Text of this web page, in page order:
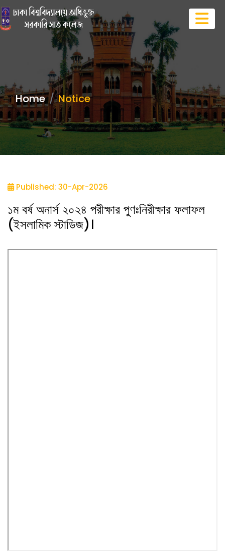
Home Notice
Published: 30-Apr-2026
১ম বর্ষ অনার্স ২০২৪ পরীক্ষার পুণঃনিরীক্ষার ফলাফল
(ইসলামিক স্টাডিজ)।